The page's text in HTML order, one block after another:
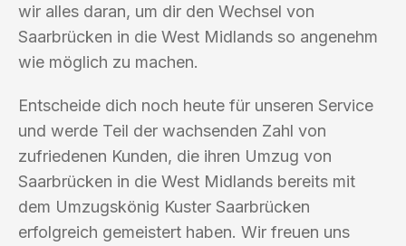
wir alles daran, um dir den Wechsel von
Saarbrücken in die West Midlands so angenehm
wie möglich zu machen.
Entscheide dich noch heute für unseren Service
und werde Teil der wachsenden Zahl von
zufriedenen Kunden, die ihren Umzug von
Saarbrücken in die West Midlands bereits mit
dem Umzugskönig Kuster Saarbrücken
erfolgreich gemeistert haben. Wir freuen uns